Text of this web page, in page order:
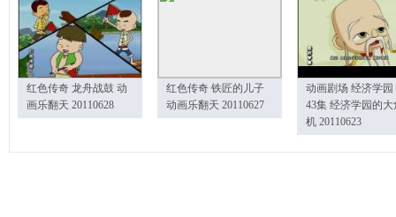
红色传奇 龙舟战鼓 动
画乐翻天 20110628
红色传奇 铁匠的儿子
动画乐翻天 20110627
动画剧场 经济学园
43集 经济学园的大
机 20110623